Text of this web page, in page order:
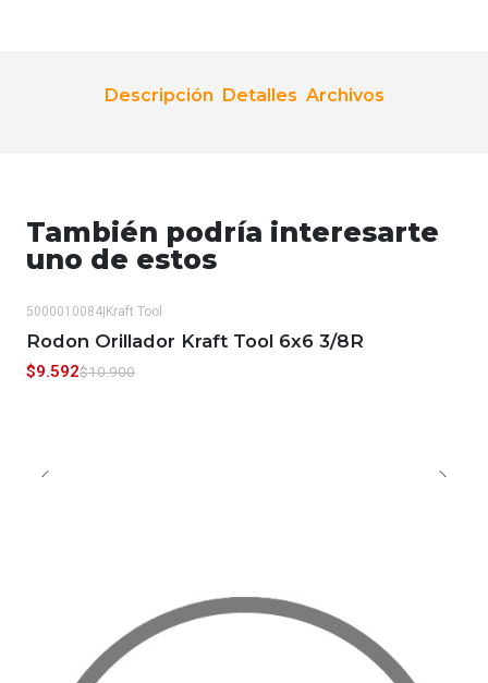
Descripción Detalles Archivos
También podría interesarte
uno de estos
-12% OFF
5000010084 Kraft Tool
Rodon Orillador Kraft Tool 6x6 3/8R
$9.592$10.900